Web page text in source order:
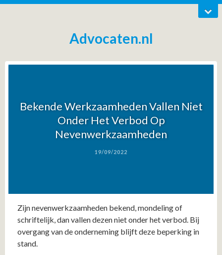
Advocaten.nl
Bekende Werkzaamheden Vallen Niet
Onder Het Verbod Op
Nevenwerkzaamheden
19/09/2022
Zijn nevenwerkzaamheden bekend, mondeling of
schriftelijk, dan vallen dezen niet onder het verbod. Bij
overgang van de onderneming blijft deze beperking in
stand.